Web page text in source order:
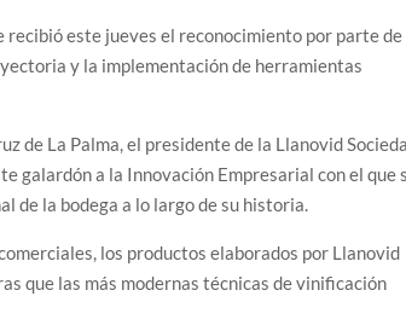
este jueves el reconocimiento por parte de
y la implementación de herramientas
de La Palma, el presidente de la Llanovid
galardón a la Innovación Empresarial con el que
de la bodega a lo largo de su historia.
los productos elaborados por Llanovid
que las más modernas técnicas de vinificación